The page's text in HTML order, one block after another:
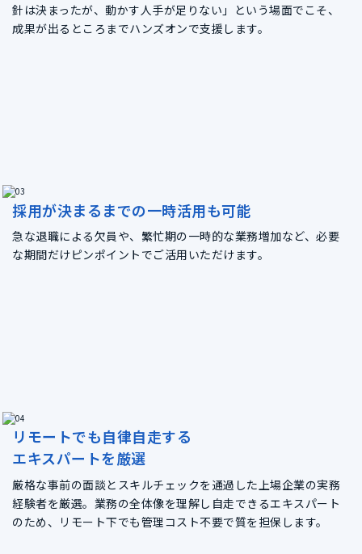
針は決まったが、動かす人手が足りない」という場面でこそ、
成果が出るところまでハンズオンで支援します。
採用が決まるまでの一時活用も可能
急な退職による欠員や、繁忙期の一時的な業務増加など、必要
な期間だけピンポイントでご活用いただけます。
リモートでも自律自走する
エキスパートを厳選
厳格な事前の面談とスキルチェックを通過した上場企業の実務
経験者を厳選。業務の全体像を理解し自走できるエキスパート
のため、リモート下でも管理コスト不要で質を担保します。